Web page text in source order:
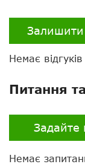
Скремблер
VOX
Екран
Клавіатура
Тангента
Залишити
Немає
Питання
Задайте
Немає